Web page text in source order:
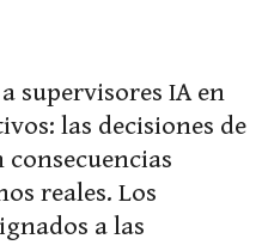
supervisores IA en
las decisiones de
reales. Los
a las